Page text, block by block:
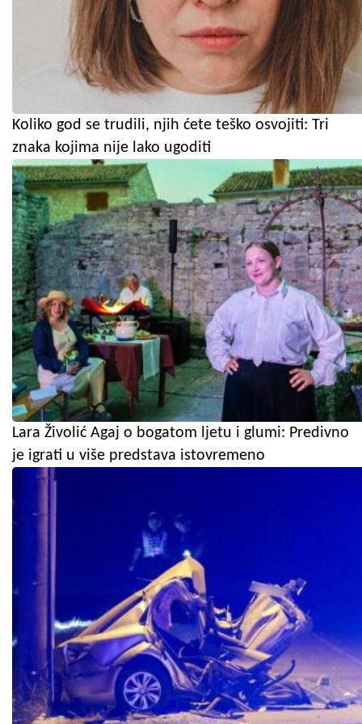
Koliko god se trudili, njih ćete teško osvojiti: Tri
znaka kojima nije lako ugoditi
Lara Živolić Agaj o bogatom ljetu i glumi: Predivno
je igrati u više predstava istovremeno